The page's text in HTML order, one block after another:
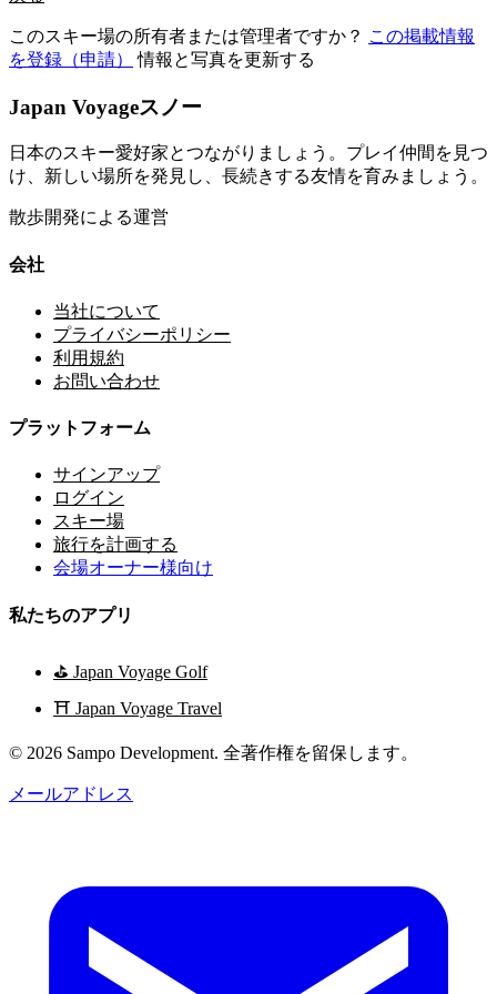
このスキー場の所有者または管理者ですか？ この掲載情報
を登録（申請）
情報と写真を更新する
Japan Voyageスノー
日本のスキー愛好家とつながりましょう。プレイ仲間を見つ
け、新しい場所を発見し、長続きする友情を育みましょう。
散歩開発による運営
会社
当社について
プライバシーポリシー
利用規約
お問い合わせ
プラットフォーム
サインアップ
ログイン
スキー場
旅行を計画する
会場オーナー様向け
私たちのアプリ
⛳ Japan Voyage Golf
⛩️ Japan Voyage Travel
© 2026 Sampo Development. 全著作権を留保します。
メールアドレス